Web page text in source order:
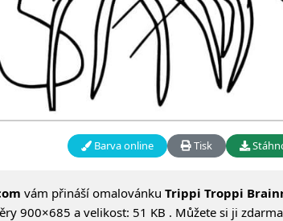
Barva online Tisk
vám přináší omalovánku Trippi Troppi
900×685 a velikost: 51 KB . Můžete si ji